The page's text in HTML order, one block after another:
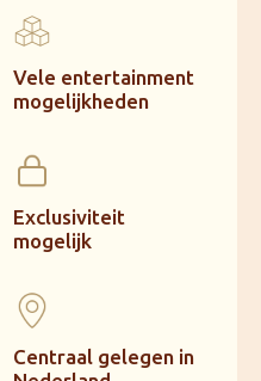
Vele entertainment
mogelijkheden
Exclusiviteit
mogelijk
Centraal gelegen in